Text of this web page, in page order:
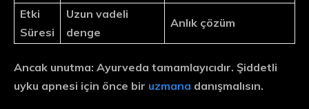
Etki
Süresi
Uzun vadeli
denge
Anlık çözüm
Ancak unutma: Ayurveda tamamlayıcıdır. Şiddetli
uyku apnesi için önce bir uzmana danışmalısın.